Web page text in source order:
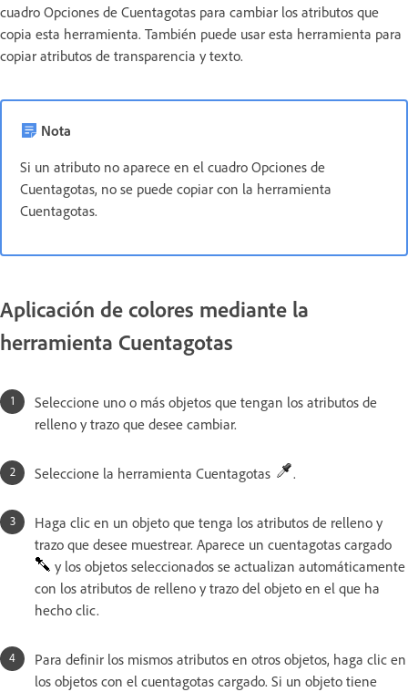
cuadro Opciones de Cuentagotas para cambiar los atributos que
copia esta herramienta. También puede usar esta herramienta para
copiar atributos de transparencia y texto.
Nota
Si un atributo no aparece en el cuadro Opciones de
Cuentagotas, no se puede copiar con la herramienta
Cuentagotas.
Aplicación de colores mediante la
herramienta Cuentagotas
Seleccione uno o más objetos que tengan los atributos de
relleno y trazo que desee cambiar.
Seleccione la herramienta Cuentagotas .
Haga clic en un objeto que tenga los atributos de relleno y
trazo que desee muestrear. Aparece un cuentagotas cargado
y los objetos seleccionados se actualizan automáticamente
con los atributos de relleno y trazo del objeto en el que ha
hecho clic.
Para definir los mismos atributos en otros objetos, haga clic en
los objetos con el cuentagotas cargado. Si un objeto tiene